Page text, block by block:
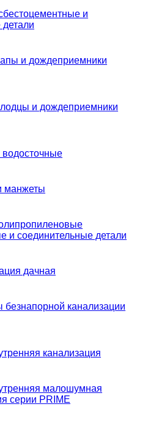
и
и дождеприемники
и дождеприемники
водосточные
манжеты
и соединительные детали
дачная
канализации
канализация
малошумная
серии PRIME